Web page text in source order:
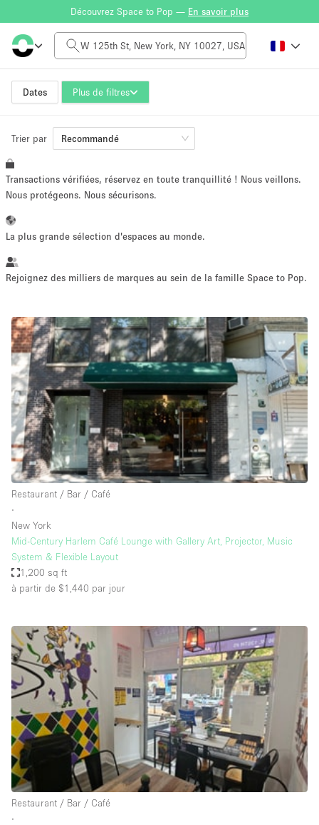
Découvrez Space to Pop — En savoir plus
Dates Plus de filtres
Tarif à la journée
$0
Taille de l'espace
~ 13 personnes
Vente au
détail
Showroom Événement Art Alimentation
Séance de
photo
Conférence Réunion Bureaux
Local
Commercial
Partagé
Type de l'espace
Atelier
Bateau
Boutique en Partage
Bureaux
Camion / Fourgon
Commerce
Container
Entrepôt / Espace Stockage / Box
Espace Atypique / Unique
Espace Créatif
Trier par Recommandé
Transactions vérifiées, réservez en toute tranquillité ! Nous veillons.
Nous protégeons. Nous sécurisons.
La plus grande sélection d'espaces au monde.
Rejoignez des milliers de marques au sein de la famille Space to Pop.
Restaurant / Bar / Café
∙
New York
Mid-Century Harlem Café Lounge with Gallery Art, Projector, Music
System & Flexible Layout
1,200 sq ft
à partir de $1,440 par jour
Restaurant / Bar / Café
∙